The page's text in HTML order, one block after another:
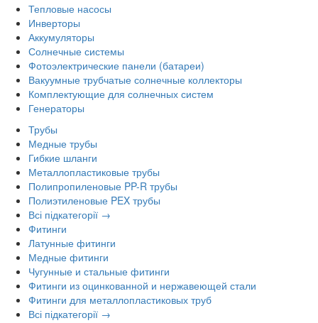
Тепловые насосы
Инверторы
Аккумуляторы
Солнечные системы
Фотоэлектрические панели (батареи)
Вакуумные трубчатые солнечные коллекторы
Комплектующие для солнечных систем
Генераторы
Трубы
Медные трубы
Гибкие шланги
Металлопластиковые трубы
Полипропиленовые PP-R трубы
Полиэтиленовые PEX трубы
Всі підкатегорії →
Фитинги
Латунные фитинги
Медные фитинги
Чугунные и стальные фитинги
Фитинги из оцинкованной и нержавеющей стали
Фитинги для металлопластиковых труб
Всі підкатегорії →